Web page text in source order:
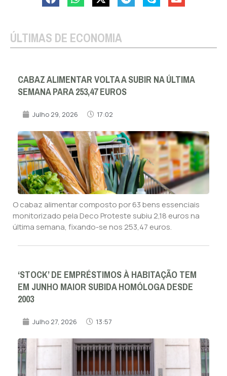
ÚLTIMAS DE ECONOMIA
CABAZ ALIMENTAR VOLTA A SUBIR NA ÚLTIMA
SEMANA PARA 253,47 EUROS
Julho 29, 2026 17:02
O cabaz alimentar composto por 63 bens essenciais
monitorizado pela Deco Proteste subiu 2,18 euros na
última semana, fixando-se nos 253,47 euros.
‘STOCK’ DE EMPRÉSTIMOS À HABITAÇÃO TEM
EM JUNHO MAIOR SUBIDA HOMÓLOGA DESDE
2003
Julho 27, 2026 13:57